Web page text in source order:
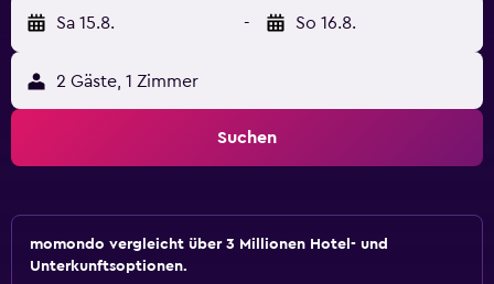
Sa 15.8. - So 16.8.
2 Gäste, 1 Zimmer
Suchen
momondo vergleicht über 3 Millionen Hotel- und
Unterkunftsoptionen.